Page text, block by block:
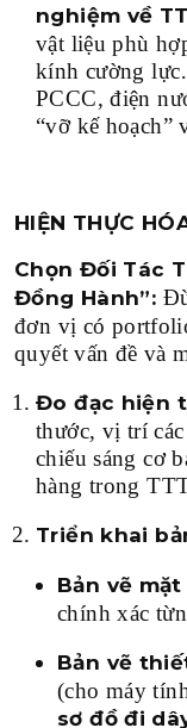
nghiệm về
vật liệu phù
kính cường
PCCC, điện
“vỡ kế hoạch”
HIỆN THỰC
Chọn Đối Tác
Đồng Hành”:
đơn vị có
quyết vấn đề và
Đo đạc hiện
thước, vị trí
chiếu sáng cơ
hàng trong
Triển khai
Bản vẽ
chính xác
Bản vẽ
(cho máy
sơ đồ đi